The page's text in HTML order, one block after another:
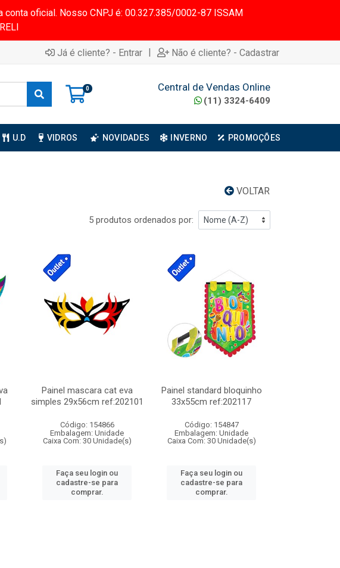
oficial. Nosso CNPJ é: 00.327.385/0002-87 ISSAM
Já é cliente? - Entrar | Não é cliente? - Cadastrar
0 Central de Vendas Online
(11) 3324-6409
U.D VIDROS NOVIDADES INVERNO PROMOÇÕES
VOLTAR
5 produtos ordenados por:
Painel mascara cat eva
simples 29x56cm ref:202101
Código: 154866
Embalagem: Unidade
Caixa Com: 30 Unidade(s)
Faça seu login ou
cadastre-se para
comprar.
Painel standard bloquinho
33x55cm ref:202117
Código: 154847
Embalagem: Unidade
Caixa Com: 30 Unidade(s)
Faça seu login ou
cadastre-se para
comprar.